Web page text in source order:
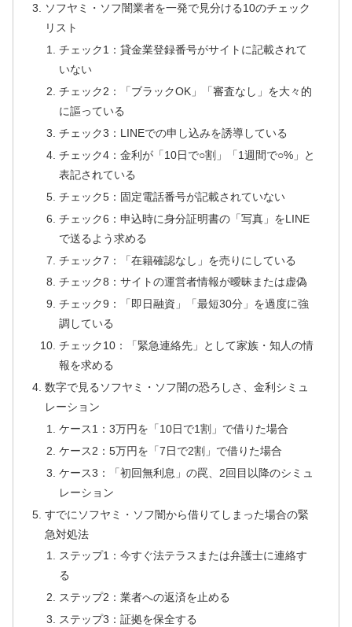
ソフヤミ・ソフ闇業者を一発で見分ける10のチェック
リスト
チェック1：貸金業登録番号がサイトに記載されて
いない
チェック2：「ブラックOK」「審査なし」を大々的
に謳っている
チェック3：LINEでの申し込みを誘導している
チェック4：金利が「10日で○割」「1週間で○%」と
表記されている
チェック5：固定電話番号が記載されていない
チェック6：申込時に身分証明書の「写真」をLINE
で送るよう求める
チェック7：「在籍確認なし」を売りにしている
チェック8：サイトの運営者情報が曖昧または虚偽
チェック9：「即日融資」「最短30分」を過度に強
調している
チェック10：「緊急連絡先」として家族・知人の情
報を求める
数字で見るソフヤミ・ソフ闇の恐ろしさ、金利シミュ
レーション
ケース1：3万円を「10日で1割」で借りた場合
ケース2：5万円を「7日で2割」で借りた場合
ケース3：「初回無利息」の罠、2回目以降のシミュ
レーション
すでにソフヤミ・ソフ闇から借りてしまった場合の緊
急対処法
ステップ1：今すぐ法テラスまたは弁護士に連絡す
る
ステップ2：業者への返済を止める
ステップ3：証拠を保全する